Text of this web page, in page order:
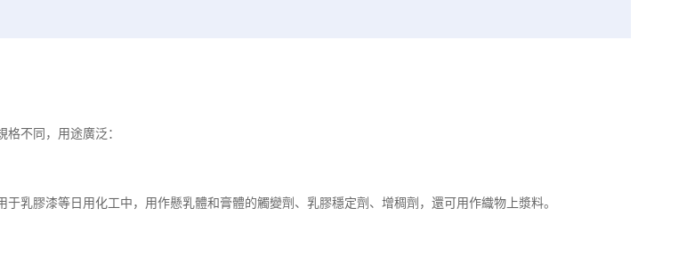
規格不同，用途廣泛：
于乳膠漆等日用化工中，用作懸乳體和膏體的觸變劑、乳膠穩定劑、增稠劑，還可用作織物上漿料。